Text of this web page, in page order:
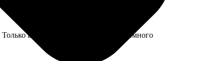
вот конверт при пересылке немного